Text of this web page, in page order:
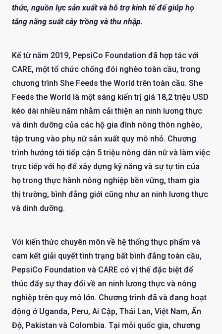
thức, nguồn lực sản xuất và hỗ trợ kinh tế để giúp họ
tăng năng suất cây trồng và thu nhập.
Kể từ năm 2019, PepsiCo Foundation đã hợp tác với
CARE, một tổ chức chống đói nghèo toàn cầu, trong
chương trình She Feeds the World trên toàn cầu. She
Feeds the World là một sáng kiến trị giá 18,2 triệu USD
kéo dài nhiều năm nhằm cải thiện an ninh lương thực
và dinh dưỡng của các hộ gia đình nông thôn nghèo,
tập trung vào phụ nữ sản xuất quy mô nhỏ. Chương
trình hướng tới tiếp cận 5 triệu nông dân nữ và làm việc
trực tiếp với họ để xây dựng kỹ năng và sự tự tin của
họ trong thực hành nông nghiệp bền vững, tham gia
thị trường, bình đẳng giới cũng như an ninh lương thực
và dinh dưỡng.
Với kiến thức chuyên môn về hệ thống thực phẩm và
cam kết giải quyết tình trạng bất bình đẳng toàn cầu,
PepsiCo Foundation và CARE có vị thế đặc biệt để
thúc đẩy sự thay đổi về an ninh lương thực và nông
nghiệp trên quy mô lớn. Chương trình đã và đang hoạt
động ở Uganda, Peru, Ai Cập, Thái Lan, Việt Nam, Ấn
Độ, Pakistan và Colombia. Tại mỗi quốc gia, chương